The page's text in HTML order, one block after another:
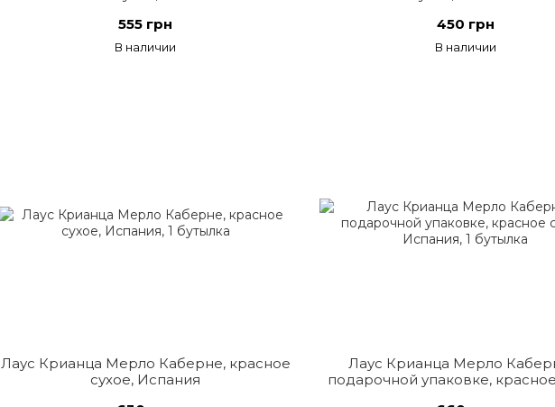
555 грн
В наличии
450 грн
В наличии
Лаус Крианца Мерло Каберне, красное
сухое, Испания
Лаус Крианца Мерло
подарочной упаковке,